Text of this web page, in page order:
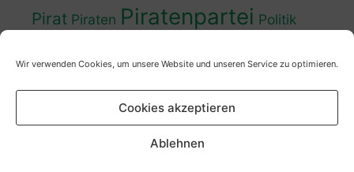
Wir verwenden Cookies, um unsere Website und unseren Service zu optimieren.
Cookies akzeptieren
Ablehnen
Pirat Piraten Piratenpartei Politik
Wahlkampf Wahlprogramm Wähler
Zensur Zensursula Überwachung